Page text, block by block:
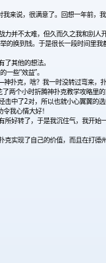
说，很满意了。回想一年前，
不太难，但久而久之我和
到钱。于是很长一段时间
其他的想法。
些“效益”。
克，啥？我一时没转过弯来，
个小时折腾神扑克教学攻略里
了2对，所以也就小心翼翼
我心情大好！
转了，于是我沉住气，我
现了自己的价值，而且在